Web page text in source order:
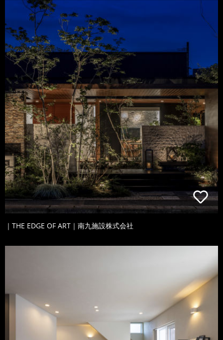
｜THE EDGE OF ART｜南九施設株式会社